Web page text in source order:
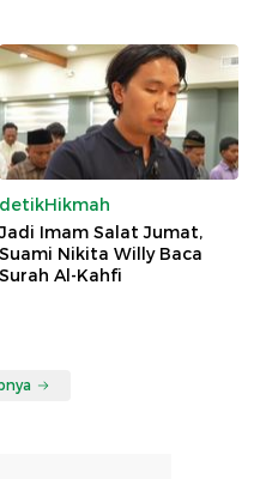
detikHikmah
Jadi Imam Salat Jumat,
Suami Nikita Willy Baca
Surah Al-Kahfi